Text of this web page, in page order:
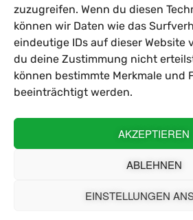
zuzugreifen. Wenn du diesen
können wir Daten wie das
eindeutige IDs auf dieser Website
du deine Zustimmung nicht
können bestimmte Merkmale und
beeinträchtigt werden.
AKZEPTIEREN
ABLEHNEN
EINSTELLUNGEN
Vollzeit
FACHKRAFT FÜR
Sweet Tec GmbH
Details >
Vollzeit
AUSBILDUNG FACHKRAFT FÜR